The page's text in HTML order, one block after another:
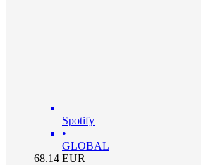
Spotify
•
GLOBAL
68.14 EUR